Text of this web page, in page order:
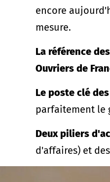
encore
mesure.
La référence
Ouvriers de
Le poste clé
parfaitement le
Deux piliers
d'affaires) et